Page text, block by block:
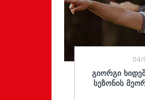
04/
ᲒᲘᲝᲠᲒᲘ
ᲡᲔᲖᲝᲜᲘᲡ